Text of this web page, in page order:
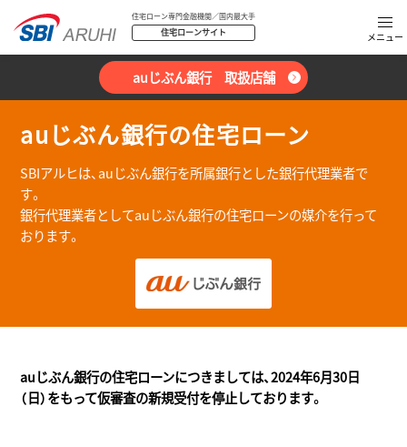
住宅ローン専門金融機関／国内最大手
住宅ローンサイト
auじぶん銀行 取扱店舗
auじぶん銀行の住宅ローン
SBIアルヒは、auじぶん銀行を所属銀行とした銀行代理業者で
す。
銀行代理業者としてauじぶん銀行の住宅ローンの媒介を行って
おります。
auじぶん銀行の住宅ローンにつきましては、2024年6月30日
（日）をもって仮審査の新規受付を停止しております。